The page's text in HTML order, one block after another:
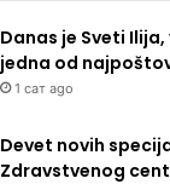
Danas je Sveti
jedna od
1 сат ago
Devet novih
Zdravstvenog